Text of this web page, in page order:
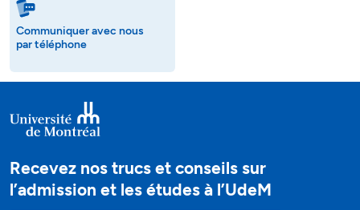
Communiquer avec nous
par téléphone
Recevez nos trucs et conseils sur
l’admission et les études à l’UdeM